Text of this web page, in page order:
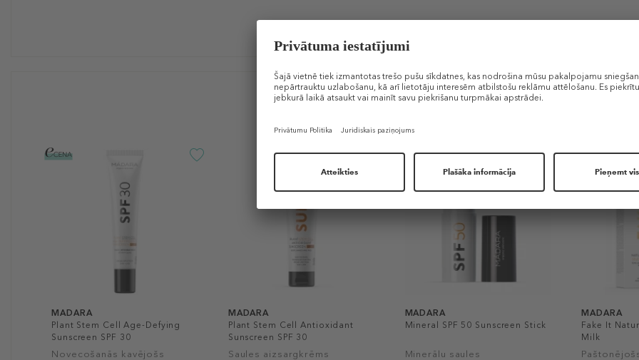
Līdzīgi produkti
MADARA
Plant Stem Cell Age-Defying
Sunscreen SPF 30
Novecošanās kavējošs
MADARA
Plant Stem Cell Antioxidant
Sunscreen SPF 30
Saules aizsargkrēms
MADARA
Mineral SPF 50 Sunscreen Stick
Minerālu saules
-30%
MADARA
Fake It
Milk